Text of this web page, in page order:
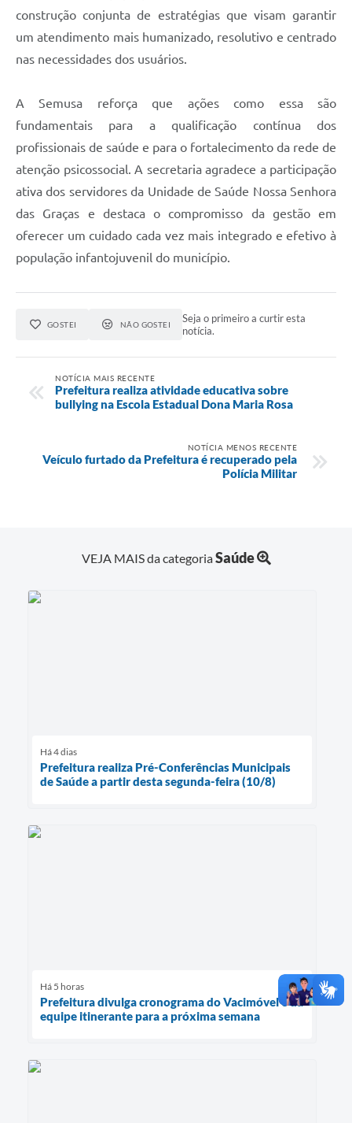
construção conjunta de estratégias que visam garantir
um atendimento mais humanizado, resolutivo e centrado
nas necessidades dos usuários.
A Semusa reforça que ações como essa são
fundamentais para a qualificação contínua dos
profissionais de saúde e para o fortalecimento da rede de
atenção psicossocial. A secretaria agradece a participação
ativa dos servidores da Unidade de Saúde Nossa Senhora
das Graças e destaca o compromisso da gestão em
oferecer um cuidado cada vez mais integrado e efetivo à
população infantojuvenil do município.
GOSTEI NÃO GOSTEI
Seja o primeiro a curtir esta
notícia.
NOTÍCIA MAIS RECENTE
Prefeitura realiza atividade educativa sobre
bullying na Escola Estadual Dona Maria Rosa
NOTÍCIA MENOS RECENTE
Veículo furtado da Prefeitura é recuperado pela
Polícia Militar
VEJA MAIS da categoriaSaúde
Há 4 dias
Prefeitura realiza Pré-Conferências Municipais
de Saúde a partir desta segunda-feira (10/8)
Há 5 horas
Prefeitura divulga cronograma do Vacimóvel e da
equipe itinerante para a próxima semana